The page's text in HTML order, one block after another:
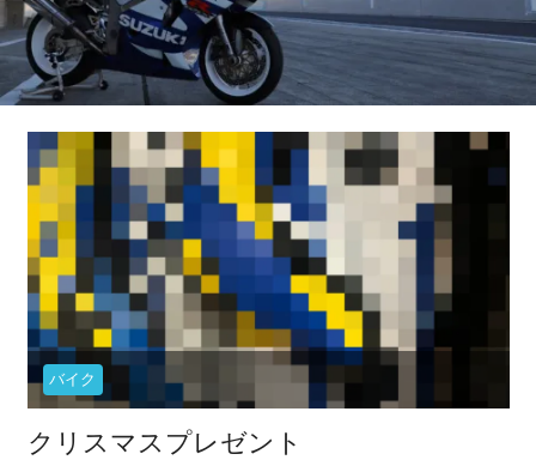
ロ
グ
（モ
ト
ロ
グ
で
は
な
い）
バイク
クリスマスプレゼント